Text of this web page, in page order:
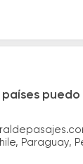
países
Paraguay,